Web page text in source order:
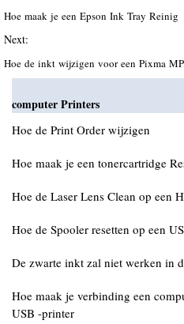
Hoe maak je een Epson Ink Tray Reinig
Next:
Hoe de inkt wijzigen voor een Pixma
computer Printers
Hoe de Print Order wijzigen
Hoe maak je een tonercartridge
Hoe de Laser Lens Clean op een
Hoe de Spooler resetten op een
De zwarte inkt zal niet werken in
Hoe maak je verbinding een
USB -printer